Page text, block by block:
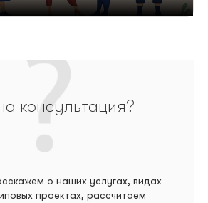
консультация?
о наших услугах, видах
проектах, рассчитаем